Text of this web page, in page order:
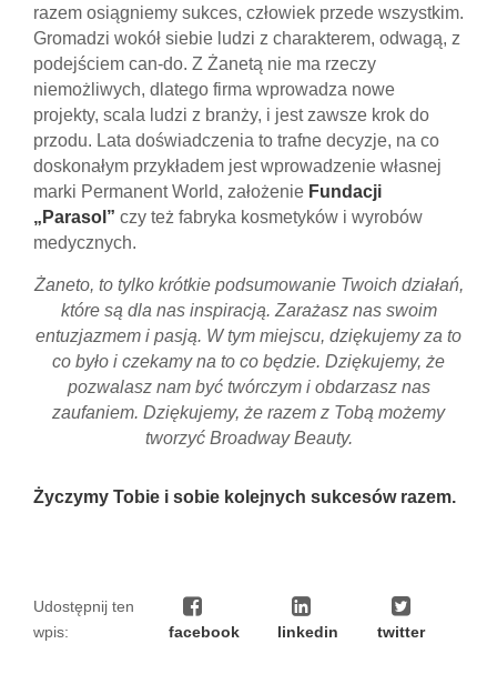
razem osiągniemy sukces, człowiek przede wszystkim.
Gromadzi wokół siebie ludzi z charakterem, odwagą, z
podejściem can-do. Z Żanetą nie ma rzeczy
niemożliwych, dlatego firma wprowadza nowe
projekty, scala ludzi z branży, i jest zawsze krok do
przodu. Lata doświadczenia to trafne decyzje, na co
doskonałym przykładem jest wprowadzenie własnej
marki Permanent World, założenie Fundacji
„Parasol” czy też fabryka kosmetyków i wyrobów
medycznych.
Żaneto, to tylko krótkie podsumowanie Twoich działań,
które są dla nas inspiracją. Zarażasz nas swoim
entuzjazmem i pasją. W tym miejscu, dziękujemy za to
co było i czekamy na to co będzie. Dziękujemy, że
pozwalasz nam być twórczym i obdarzasz nas
zaufaniem. Dziękujemy, że razem z Tobą możemy
tworzyć Broadway Beauty.
Życzymy Tobie i sobie kolejnych sukcesów razem.
Udostępnij ten
wpis:
facebook linkedin twitter